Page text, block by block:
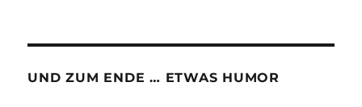
UND ZUM ENDE … ETWAS HUMOR